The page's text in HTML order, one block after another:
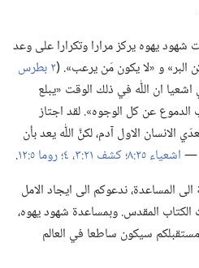
شهود يهوه يركز مرارا وتكرارا على وعد
البر» و «لا يكون مَن يرعب».‏ (‏ ٢ بطرس
ان اللّٰه في ذلك الوقت «يبلع
الدموع عن كل الوجوه».‏ لقد اجتاز
الاول آدم،‏ لكنَّ اللّٰه يعد بأن
—‏اشعياء ٢٥:‏٨؛‏ كشف ٢١:‏٣،‏ ٤؛‏ روما ٥:‏١٢
‏.‏
المساعدة،‏ ندعوكم الى ايجاد الامل
المقدس.‏ وبمساعدة شهود يهوه،‏
سيكون ساطعا في العالم